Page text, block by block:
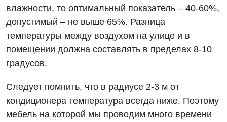
Вакансии
Мероприятия БПР
Интернатура
Энциклопедия
Программа лояльности
Диагностика
Инструментальная диагностика
Рентгенография
влажности, то оптимальный показатель – 40-60%,
допустимый – не выше 65%. Разница
температуры между воздухом на улице и в
помещении должна составлять в пределах 8-10
градусов.
Следует помнить, что в радиусе 2-3 м от
кондиционера температура всегда ниже. Поэтому
мебель на которой мы проводим много времени